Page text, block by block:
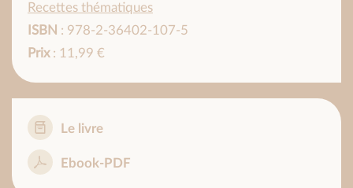
Recettes thématiques
ISBN : 978-2-36402-107-5
Prix: 11,99 €
Le livre
Ebook-PDF